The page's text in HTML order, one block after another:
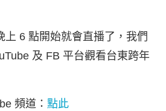
上 6 點開始就會直播了，我們
及 FB 平台觀看台東跨年
頻道： 點此